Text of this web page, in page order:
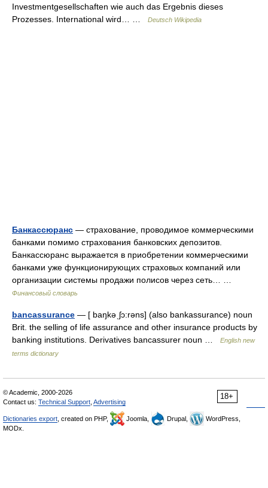
Investmentgesellschaften wie auch das Ergebnis dieses
Prozesses. International wird… …
Deutsch Wikipedia
Банкассюранс — страхование, проводимое коммерческими
банками помимо страхования банковских депозитов.
Банкассюранс выражается в приобретении коммерческими
банками уже функционирующих страховых компаний или
организации системы продажи полисов через сеть… …
Финансовый словарь
bancassurance — [ baŋkəˌʃɔ:rəns] (also bankassurance) noun
Brit. the selling of life assurance and other insurance products by
banking institutions. Derivatives bancassurer noun …
English new
terms dictionary
18+
© Academic, 2000-2026
Contact us: Technical Support Advertising
Dictionaries export , created on PHP, Joomla, Drupal,
WordPress,
MODx.